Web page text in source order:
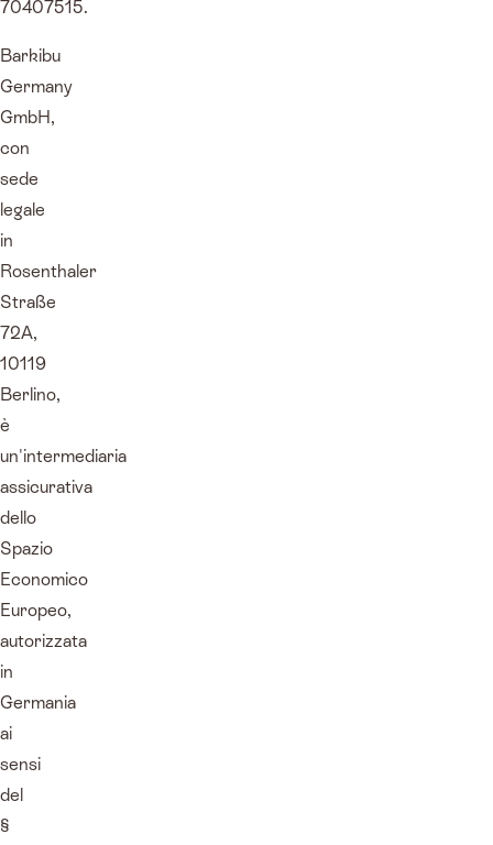
70407515.
Barkibu
Germany
GmbH,
con
sede
legale
in
Rosenthaler
Straße
72A,
10119
Berlino,
è
un'intermediaria
assicurativa
dello
Spazio
Economico
Europeo,
autorizzata
in
Germania
ai
sensi
del
§